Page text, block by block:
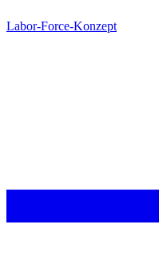
Labor-Force-Konzept